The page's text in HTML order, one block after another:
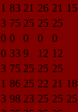
1 83 21 26 21 15
3 75 25 25 25
0 0 0 0
0
0 33 9 12 12
3 75 25 25 25
1 86 25 22 21 18
3 98 23 25 25 25